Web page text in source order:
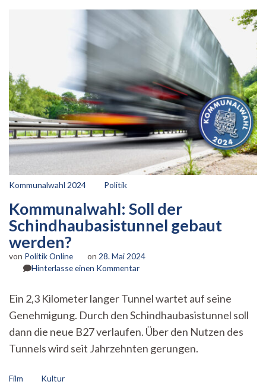
Wie
bewegungsfreudig
Kommunalwahl 2024 Politik
Kommunalwahl: Soll der
Schindhaubasistunnel gebaut
werden?
von Politik Online on 28. Mai 2024
Hinterlasse einen Kommentarzu
der
Schindhaubasistunnel
gebaut
werden?
Ein 2,3 Kilometer langer Tunnel wartet auf seine
Genehmigung. Durch den Schindhaubasistunnel soll
dann die neue B27 verlaufen. Über den Nutzen des
Tunnels wird seit Jahrzehnten gerungen.
Film Kultur